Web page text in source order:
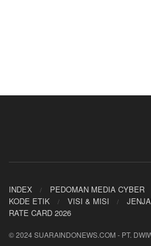
INDEX PEDOMAN MEDIA CYBER
KODE ETIK
VISI & MISI
RATE CARD 2026
© 2024 SUARAINDONEWS.COM - PT.